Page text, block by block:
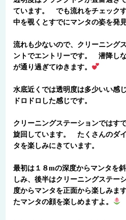
ています。 でも流れをチェック
中を覗くとすでにマンタの姿を発見
流れも少ないので、クリーニング
ントでエントリーです。 潜降し
が通り過ぎてゆきます。
水底近くでは透明度は多少いい感
ドロドロした感じです。
クリーニングステーションではす
旋回しています。 たくさんのダ
タを楽しみにきています。
最初は１８mの深度からマンタを
しみ、後半はクリーニングステー
度からマンタを正面から楽しみま
たマンタの顔を楽しめますよ。